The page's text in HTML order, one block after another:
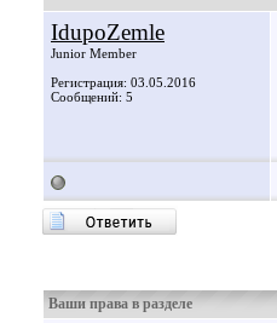
IdupoZemle
Junior Member
Регистрация: 03.05.2016
Сообщений: 5
Ваши права в разделе